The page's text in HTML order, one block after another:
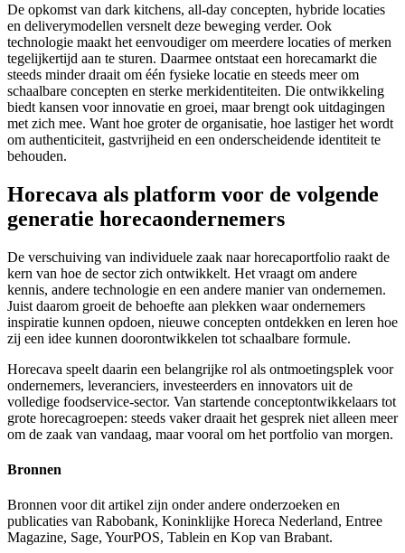
De opkomst van dark kitchens, all-day concepten, hybride locaties
en deliverymodellen versnelt deze beweging verder. Ook
technologie maakt het eenvoudiger om meerdere locaties of merken
tegelijkertijd aan te sturen. Daarmee ontstaat een horecamarkt die
steeds minder draait om één fysieke locatie en steeds meer om
schaalbare concepten en sterke merkidentiteiten. Die ontwikkeling
biedt kansen voor innovatie en groei, maar brengt ook uitdagingen
met zich mee. Want hoe groter de organisatie, hoe lastiger het wordt
om authenticiteit, gastvrijheid en een onderscheidende identiteit te
behouden.
Horecava als platform voor de volgende
generatie horecaondernemers
De verschuiving van individuele zaak naar horecaportfolio raakt de
kern van hoe de sector zich ontwikkelt. Het vraagt om andere
kennis, andere technologie en een andere manier van ondernemen.
Juist daarom groeit de behoefte aan plekken waar ondernemers
inspiratie kunnen opdoen, nieuwe concepten ontdekken en leren hoe
zij een idee kunnen doorontwikkelen tot schaalbare formule.
Horecava speelt daarin een belangrijke rol als ontmoetingsplek voor
ondernemers, leveranciers, investeerders en innovators uit de
volledige foodservice-sector. Van startende conceptontwikkelaars tot
grote horecagroepen: steeds vaker draait het gesprek niet alleen meer
om de zaak van vandaag, maar vooral om het portfolio van morgen.
Bronnen
Bronnen voor dit artikel zijn onder andere onderzoeken en
publicaties van Rabobank, Koninklijke Horeca Nederland, Entree
Magazine, Sage, YourPOS, Tablein en Kop van Brabant.